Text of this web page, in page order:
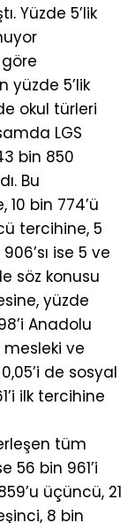
Yüzde 5’lik
yüzde 5’lik
okul türleri
LGS
bin 850
Bu
10 bin 774’ü
tercihine, 5
ise 5 ve
söz konusu
yüzde
Anadolu
mesleki ve
de sosyal
ilk tercihine
tüm
56 bin 961’i
üçüncü, 21
8 bin